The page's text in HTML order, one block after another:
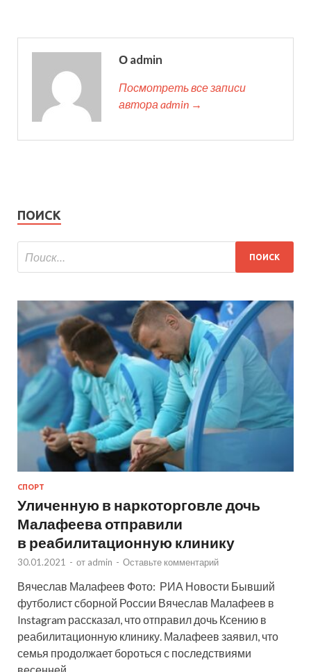
О admin
Посмотреть все записи
автора admin →
ПОИСК
СПОРТ
Уличенную в наркоторговле дочь
Малафеева отправили
в реабилитационную клинику
30.01.2021 - от admin - Оставьте комментарий
Вячеслав Малафеев Фото: РИА Новости Бывший
футболист сборной России Вячеслав Малафеев в
Instagram рассказал, что отправил дочь Ксению в
реабилитационную клинику. Малафеев заявил, что
семья продолжает бороться с последствиями